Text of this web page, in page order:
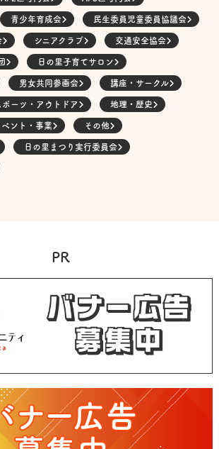
青少年育成会 民生委員児童委員協議会
シニアクラブ 交通安全協会
日の里子育てサロン
男女共同参画会 講座・サークル
ポーツ・アウトドア 地理・歴史
ベント・事業 その他
日の里まつり実行委員会
PR